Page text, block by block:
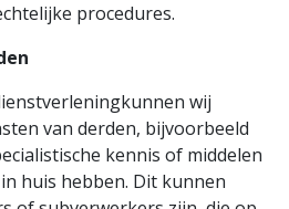
procedures.
wij
van derden, bijvoorbeeld
kennis of middelen
huis hebben. Dit kunnen